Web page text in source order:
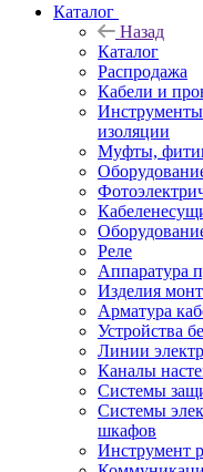
Каталог
Назад
Каталог
Распродажа
Кабели и
Инструменты
изоляции
Муфты,
Реле
Аппаратура
Изделия
Арматура
Устройства
Линии
Каналы
Системы
Системы
шкафов
Инструмент